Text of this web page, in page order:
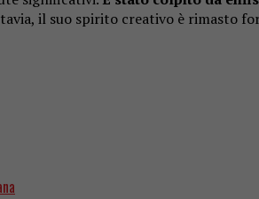
il suo spirito creativo è rimasto